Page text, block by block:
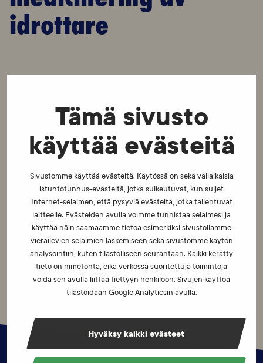
Tämä sivusto
käyttää evästeitä
Sivustomme käyttää evästeitä. Käytössä on sekä väliaikaisia
istuntotunnus-evästeitä, jotka sulkeutuvat, kun suljet
Internet-selaimen, että pysyviä evästeitä, jotka tallentuvat
laitteelle. Evästeiden avulla voimme tunnistaa selaimesi ja
käyttää näin saamaamme tietoa esimerkiksi sivustollamme
vierailevien selaimien laskemiseen sekä sivustomme käytön
analysointiin, kuten tilastolliseen seurantaan. Kaikki kerätty
tieto on nimetöntä, eikä verkossa suoritettuja toimintoja
voida sen avulla liittää tiettyyn henkilöön. Sivujen käyttöä
tilastoidaan Google Analyticsin avulla.
Hyväksy kaikki evästeet
idrottare
Det är möjligt att få dispens för förbjudna substanser eller
metoder enligt
en skriftlig ansökan om det finns nödvändiga
grunder för medicineringen.
Olika förfarandesätt gäller för idrottare på nationell och
internationell nivå.
innan
medicinering eller behandling påbörjas.
Läs mer om dispens